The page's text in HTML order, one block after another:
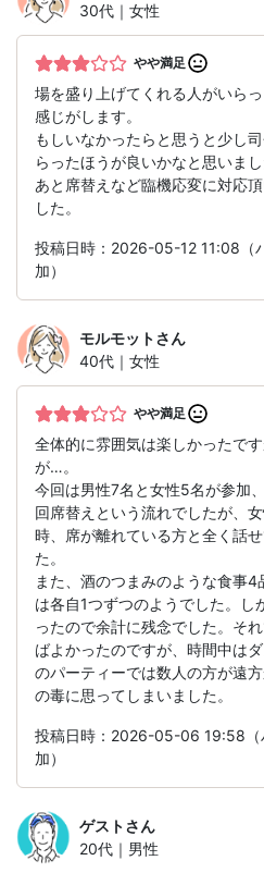
30代｜女性
やや満足
場を盛り上げてくれる人がいら
感じがします。
もしいなかったらと思うと少し
らったほうが良いかなと思いまし
あと席替えなど臨機応変に対応
した。
投稿日時：2026-05-12 11:08（
加）
モルモットさん
40代｜女性
やや満足
全体的に雰囲気は楽しかったで
が…。
今回は男性7名と女性5名が参加
回席替えという流れでしたが、
時、席が離れている方と全く話
た。
また、酒のつまみのような食事
は各自1つずつのようでした。し
ったので余計に残念でした。そ
ばよかったのですが、時間中は
のパーティーでは数人の方が遠
の毒に思ってしまいました。
投稿日時：2026-05-06 19:58（
加）
ゲストさん
20代｜男性